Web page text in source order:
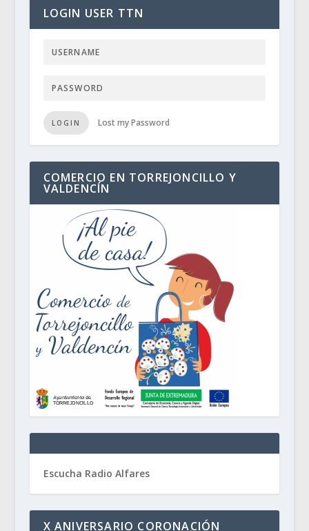
LOGIN USER TTN
LOGIN Lost my Password
COMERCIO EN TORREJONCILLO Y
VALDENCÍN
Escucha Radio Alfares
X ANIVERSARIO CORONACIÓN